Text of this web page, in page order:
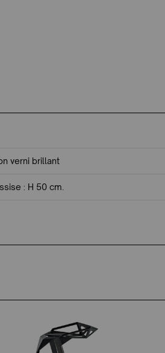
verni brillant
: H 50 cm.